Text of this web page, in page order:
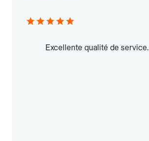
Excellente qualité de service.